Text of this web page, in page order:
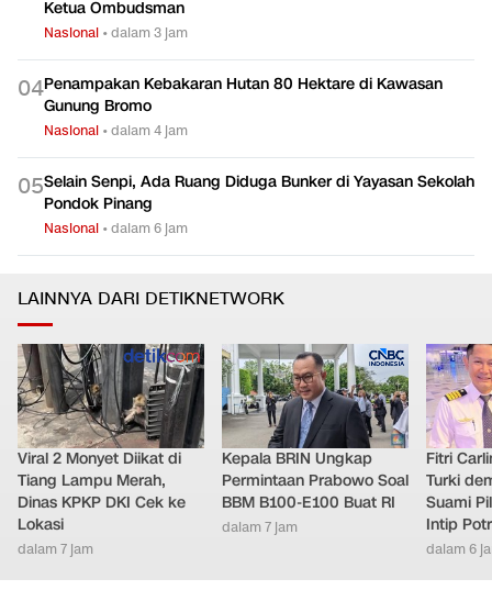
Ketua Ombudsman
Nasional •dalam 3 jam
04Penampakan Kebakaran Hutan 80 Hektare di Kawasan
Gunung Bromo
Nasional •dalam 4 jam
05Selain Senpi, Ada Ruang Diduga Bunker di Yayasan Sekolah
Pondok Pinang
Nasional •dalam 6 jam
LAINNYA DARI DETIKNETWORK
Viral 2 Monyet Diikat di
Tiang Lampu Merah,
Dinas KPKP DKI Cek ke
Lokasi
dalam 7 jam
Kepala BRIN Ungkap
Permintaan Prabowo Soal
BBM B100-E100 Buat RI
dalam 7 jam
Fitri
Turki
Suami
Intip
dalam 6